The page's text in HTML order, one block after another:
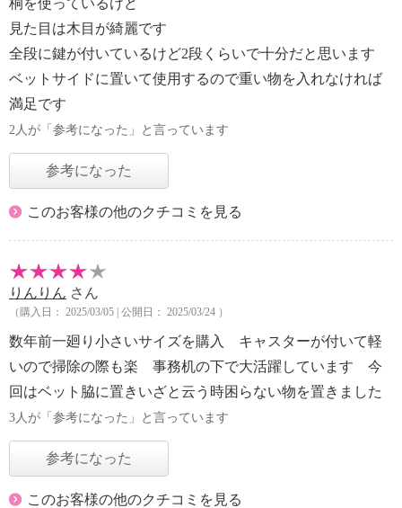
桐を使っているけど
見た目は木目が綺麗です
全段に鍵が付いているけど2段くらいで十分だと思います
ベットサイドに置いて使用するので重い物を入れなければ
満足です
2人が「参考になった」と言っています
参考になった
このお客様の他のクチコミを見る
りんりん さん
（購入日： 2025/03/05 | 公開日： 2025/03/24 ）
数年前一廻り小さいサイズを購入 キャスターが付いて軽
いので掃除の際も楽 事務机の下で大活躍しています 今
回はベット脇に置きいざと云う時困らない物を置きました
3人が「参考になった」と言っています
参考になった
このお客様の他のクチコミを見る